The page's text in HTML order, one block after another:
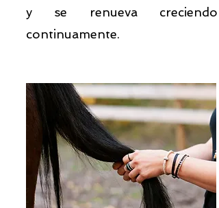
y se renueva creciendo
continuamente.